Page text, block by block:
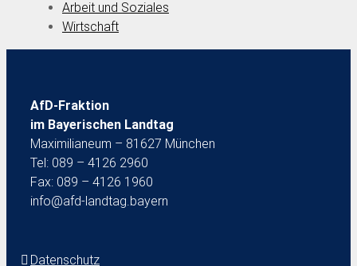
Arbeit und Soziales
Wirtschaft
AfD-Fraktion
im Bayerischen Landtag
Maximilianeum – 81627 München
Tel: 089 – 4126 2960
Fax: 089 – 4126 1960
info@afd-landtag.bayern
Datenschutz